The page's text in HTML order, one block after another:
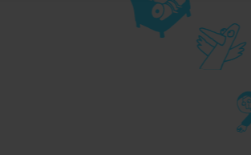
sui cookie, ti
informativa cookie
il banner
alcuna
tecnici.